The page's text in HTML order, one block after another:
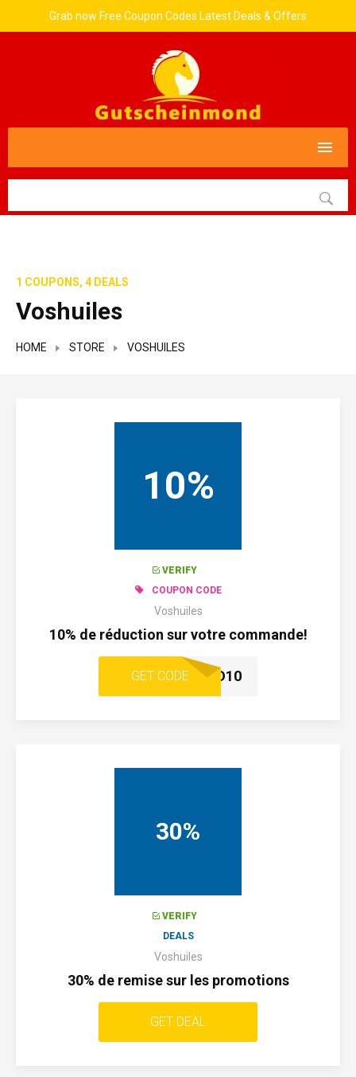
Grab now Free Coupon Codes Latest Deals & Offers
1 COUPONS, 4 DEALS
Voshuiles
HOME STORE VOSHUILES
10%
VERIFY
COUPON CODE
Voshuiles
10% de réduction sur votre commande!
GET CODE CAD10
30%
VERIFY
DEALS
Voshuiles
30% de remise sur les promotions
GET DEAL